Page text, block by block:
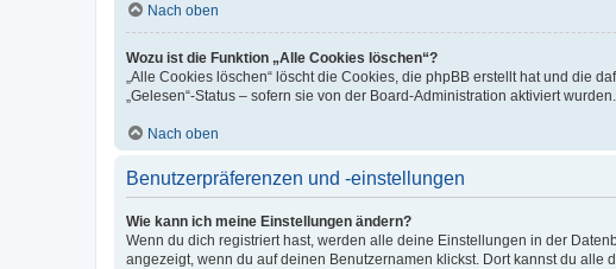
Nach oben
Wozu ist die Funktion „Alle Cookies löschen“?
„Alle Cookies löschen“ löscht die Cookies, die phpBB erstellt hat und die
„Gelesen“-Status – sofern sie von der Board-Administration aktiviert
Nach oben
Benutzerpräferenzen und -einstellungen
Wie kann ich meine Einstellungen ändern?
Wenn du dich registriert hast, werden alle deine Einstellungen in der
angezeigt, wenn du auf deinen Benutzernamen klickst. Dort kannst du alle